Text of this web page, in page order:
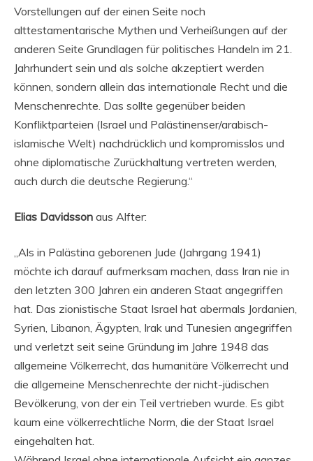
Vorstellungen auf der einen Seite noch
alttestamentarische Mythen und Verheißungen auf der
anderen Seite Grundlagen für politisches Handeln im 21.
Jahrhundert sein und als solche akzeptiert werden
können, sondern allein das internationale Recht und die
Menschenrechte. Das sollte gegenüber beiden
Konfliktparteien (Israel und Palästinenser/arabisch-
islamische Welt) nachdrücklich und kompromisslos und
ohne diplomatische Zurückhaltung vertreten werden,
auch durch die deutsche Regierung.“
Elias Davidsson aus Alfter:
„Als in Palästina geborenen Jude (Jahrgang 1941)
möchte ich darauf aufmerksam machen, dass Iran nie in
den letzten 300 Jahren ein anderen Staat angegriffen
hat. Das zionistische Staat Israel hat abermals Jordanien,
Syrien, Libanon, Ägypten, Irak und Tunesien angegriffen
und verletzt seit seine Gründung im Jahre 1948 das
allgemeine Völkerrecht, das humanitäre Völkerrecht und
die allgemeine Menschenrechte der nicht-jüdischen
Bevölkerung, von der ein Teil vertrieben wurde. Es gibt
kaum eine völkerrechtliche Norm, die der Staat Israel
eingehalten hat.